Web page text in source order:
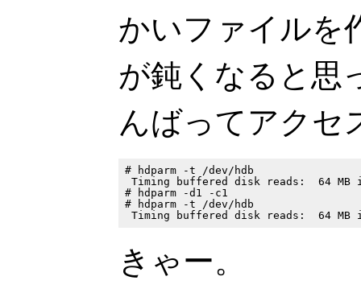
かいファイルを
が鈍くなると思
んばってアクセ
# hdparm -t /dev/hdb
Timing buffered disk reads:  64 MB
# hdparm -d1 -c1
# hdparm -t /dev/hdb
きゃー。